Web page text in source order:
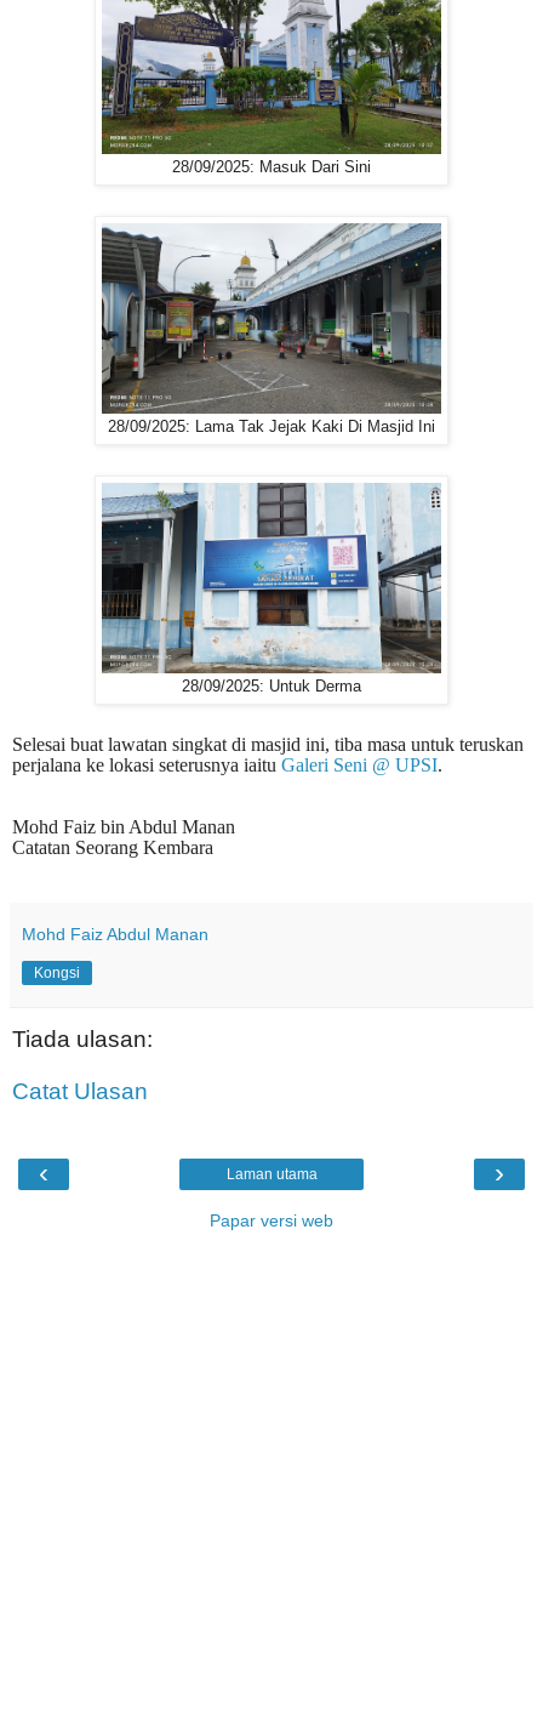
28/09/2025: Masuk Dari Sini
28/09/2025: Lama Tak Jejak Kaki Di Masjid Ini
28/09/2025: Untuk Derma
Selesai buat lawatan singkat di masjid ini, tiba masa untuk teruskan
perjalana ke lokasi seterusnya iaitu Galeri Seni @ UPSI.
Mohd Faiz bin Abdul Manan
Catatan Seorang Kembara
Mohd Faiz Abdul Manan
Kongsi
Tiada ulasan:
Catat Ulasan
‹ ›
Laman utama
Papar versi web